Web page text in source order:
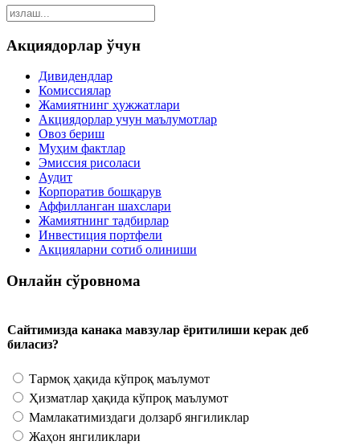
Акциядорлар ўчун
Дивидендлар
Комиссиялар
Жамиятнинг ҳужжатлари
Акциядорлар учун маълумотлар
Овоз бериш
Муҳим фактлар
Эмиссия рисоласи
Аудит
Корпоратив бошқарув
Аффилланган шахслари
Жамиятнинг тадбирлар
Инвестиция портфели
Акцияларни сотиб олиниши
Онлайн сўровнома
Сайтимизда канака мавзулар ёритилиши керак деб
биласиз?
Тармоқ ҳақида кўпроқ маълумот
Ҳизматлар ҳақида кўпроқ маълумот
Мамлакатимиздаги долзарб янгиликлар
Жаҳон янгиликлари